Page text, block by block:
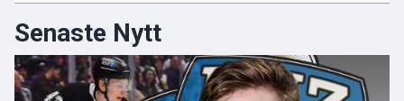
Senaste Nytt